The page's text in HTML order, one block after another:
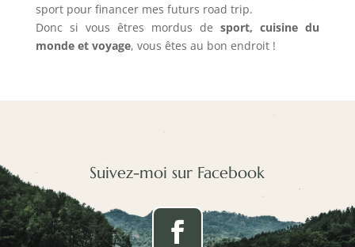
sport pour financer mes futurs road trip.
Donc si vous êtres mordus desport, cuisine du
monde et voyage, vous êtes au bon endroit !
Suivez-moi sur Facebook